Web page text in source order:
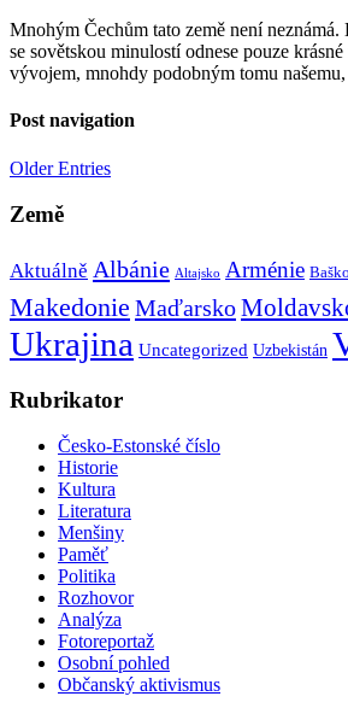
Mnohým Čechům tato země není
se sovětskou minulostí odnese pouze
vývojem, mnohdy podobným tomu
Post navigation
Older Entries
Země
Aktuálně Albánie Altajsko Arménie
Makedonie Maďarsko
Ukrajina Uncategorized Uzbekistán
Rubrikator
Česko-Estonské číslo
Historie
Kultura
Literatura
Menšiny
Paměť
Politika
Rozhovor
Analýza
Fotoreportaž
Osobní pohled
Občanský aktivismus